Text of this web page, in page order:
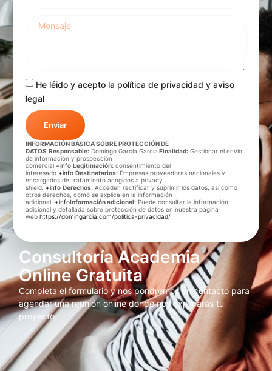
He léido y acepto la política de privacidad y aviso
legal
Enviar
INFORMACIÓN BÁSICA SOBRE PROTECCIÓN DE
DATOS Responsable: Domingo García García Finalidad: Gestionar el envío
de información y prospección
comercial +info Legitimación: consentimiento del
interesado +info Destinatarios: Empresas proveedoras nacionales y
encargados de tratamiento acogidos a privacy
shield. +info Derechos: Acceder, rectificar y suprimir los datos, así como
otros derechos, como se explica en la información
adicional. +infoInformación adicional: Puede consultar la información
adicional y detallada sobre protección de datos en nuestra página
web https://domingarcia.com/politica-privacidad/
Consultoría Academia
Online Gratuita
Completa el formulario y nos pondremos en contacto para
agendar una reunión online donde nos explicarás tu
proyecto.